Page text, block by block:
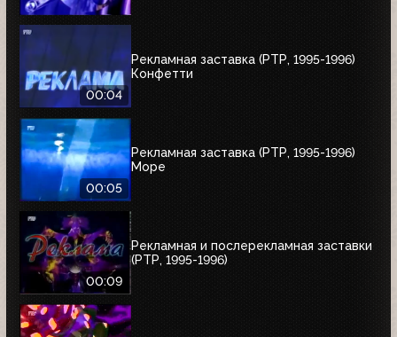
00:04
Рекламная заставка (РТР, 1995-1996)
Конфетти
00:05
Рекламная заставка (РТР, 1995-1996)
Море
00:09
Рекламная и послерекламная заставки
(РТР, 1995-1996)